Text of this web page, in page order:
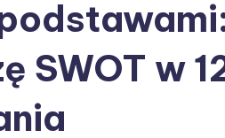
SWOT w